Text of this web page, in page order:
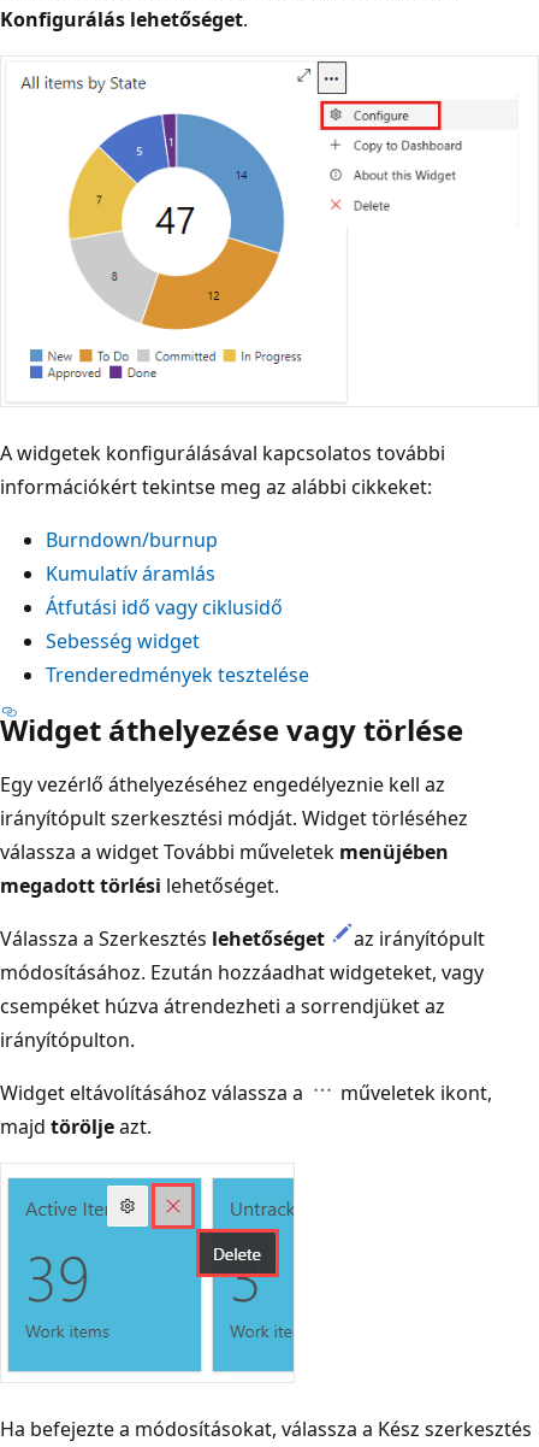
Konfigurálás lehetőséget.
A widgetek konfigurálásával kapcsolatos további
információkért tekintse meg az alábbi cikkeket:
Burndown/burnup
Kumulatív áramlás
Átfutási idő vagy ciklusidő
Sebesség widget
Trenderedmények tesztelése
Widget áthelyezése vagy törlése
Egy vezérlő áthelyezéséhez engedélyeznie kell az
irányítópult szerkesztési módját. Widget törléséhez
válassza a widget További műveletek menüjében
megadott törlési lehetőséget.
Válassza a Szerkesztés lehetőséget
az irányítópult
módosításához. Ezután hozzáadhat widgeteket, vagy
csempéket húzva átrendezheti a sorrendjüket az
irányítópulton.
Widget eltávolításához válassza a
műveletek ikont,
majd töröljeazt.
Ha befejezte a módosításokat, válassza a Kész szerkesztés